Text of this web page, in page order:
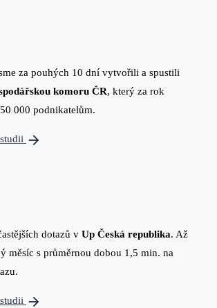
za pouhých 10 dní vytvořili a spustili
komoru ČR, který za rok
000 podnikatelům.
arrow_forward
dotazů v Up Česká republika. Až
měsíc s průměrnou dobou 1,5 min. na
arrow_forward